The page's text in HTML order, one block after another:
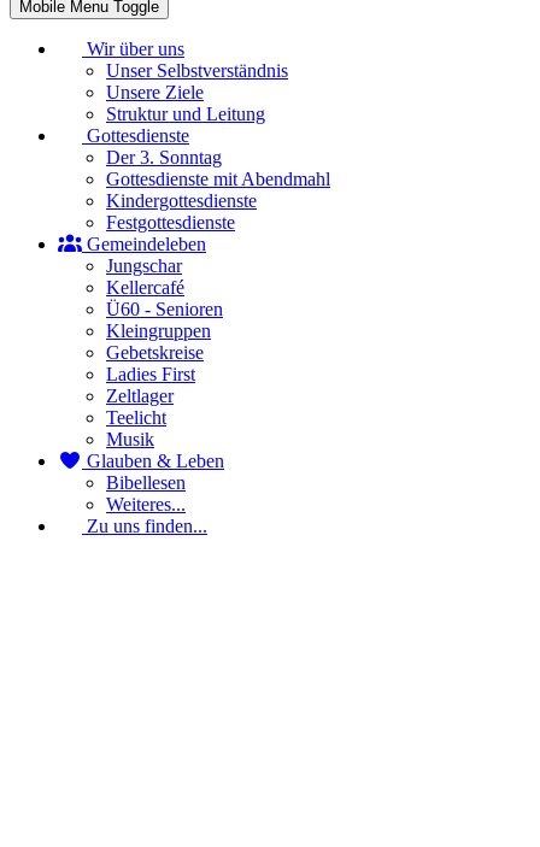
Mobile Menu Toggle
Wir über uns
Unser Selbstverständnis
Unsere Ziele
Struktur und Leitung
Gottesdienste
Der 3. Sonntag
Gottesdienste mit Abendmahl
Kindergottesdienste
Festgottesdienste
Gemeindeleben
Jungschar
Kellercafé
Ü60 - Senioren
Kleingruppen
Gebetskreise
Ladies First
Zeltlager
Teelicht
Musik
Glauben & Leben
Bibellesen
Weiteres...
Zu uns finden...